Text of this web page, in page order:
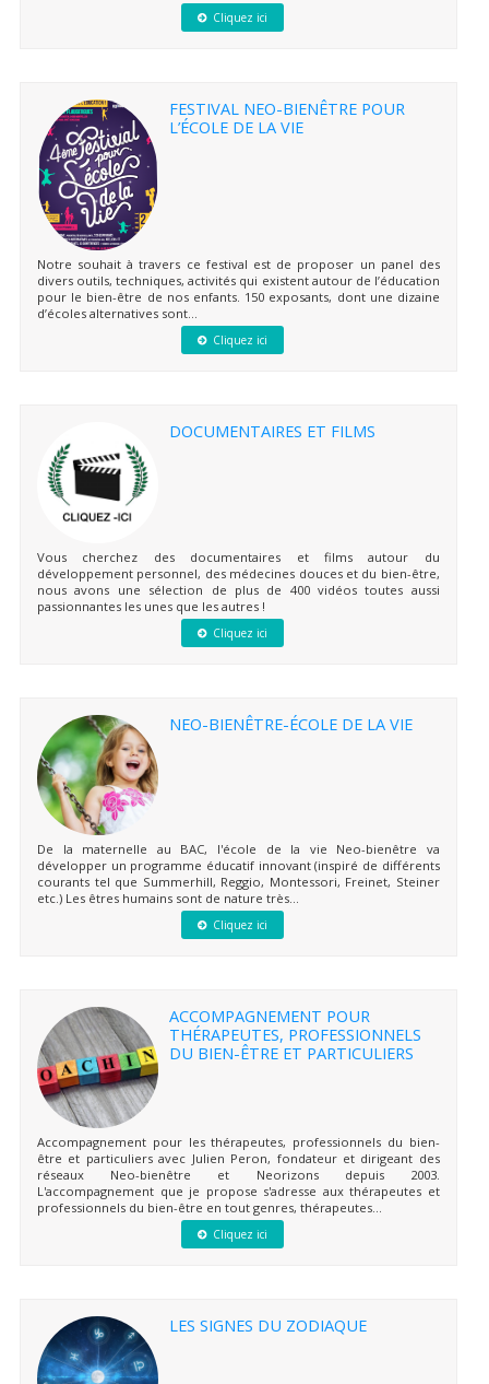
Cliquez ici
FESTIVAL NEO-BIENÊTRE POUR
L’ÉCOLE DE LA VIE
Notre souhait à travers ce festival est de proposer un panel des
divers outils, techniques, activités qui existent autour de l’éducation
pour le bien-être de nos enfants. 150 exposants, dont une dizaine
d’écoles alternatives sont...
Cliquez ici
DOCUMENTAIRES ET FILMS
Vous cherchez des documentaires et films autour du
développement personnel, des médecines douces et du bien-être,
nous avons une sélection de plus de 400 vidéos toutes aussi
passionnantes les unes que les autres !
Cliquez ici
NEO-BIENÊTRE-ÉCOLE DE LA VIE
De la maternelle au BAC, l'école de la vie Neo-bienêtre va
développer un programme éducatif innovant (inspiré de différents
courants tel que Summerhill, Reggio, Montessori, Freinet, Steiner
etc.) Les êtres humains sont de nature très...
Cliquez ici
ACCOMPAGNEMENT POUR
THÉRAPEUTES, PROFESSIONNELS
DU BIEN-ÊTRE ET PARTICULIERS
Accompagnement pour les thérapeutes, professionnels du bien-
être et particuliers avec Julien Peron, fondateur et dirigeant des
réseaux Neo-bienêtre et Neorizons depuis 2003.
L'accompagnement que je propose s'adresse aux thérapeutes et
professionnels du bien-être en tout genres, thérapeutes...
Cliquez ici
LES SIGNES DU ZODIAQUE